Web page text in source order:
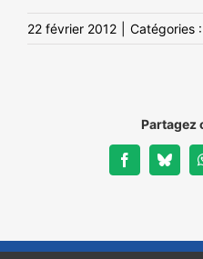
22 février 2012 Catégories :
Partagez
Facebook